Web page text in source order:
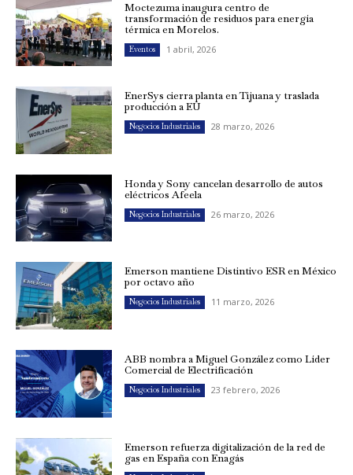
Moctezuma inaugura centro de
transformación de residuos para energía
térmica en Morelos.
Eventos 1 abril, 2026
EnerSys cierra planta en Tijuana y traslada
producción a EU
Negocios Industriales 28 marzo, 2026
Honda y Sony cancelan desarrollo de autos
eléctricos Afeela
Negocios Industriales 26 marzo, 2026
Emerson mantiene Distintivo ESR en México
por octavo año
Negocios Industriales 11 marzo, 2026
ABB nombra a Miguel González como Líder
Comercial de Electrificación
Negocios Industriales 23 febrero, 2026
Emerson refuerza digitalización de la red de
gas en España con Enagás